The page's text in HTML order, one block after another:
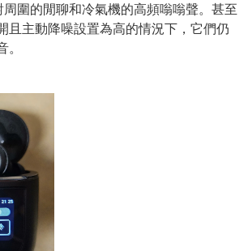
周圍的閒聊和冷氣機的高頻嗡嗡聲。甚至
且主動降噪設置為高的情況下，它們仍